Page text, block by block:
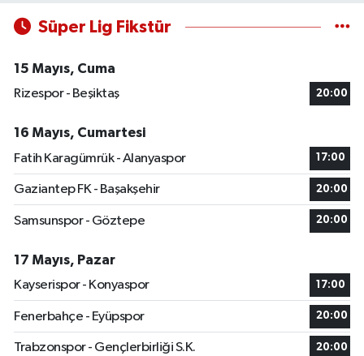
Süper Lig Fikstür
15 Mayıs, Cuma
Rizespor - Beşiktaş
20:00
16 Mayıs, Cumartesi
Fatih Karagümrük - Alanyaspor
17:00
Gaziantep FK - Başakşehir 20:00
Samsunspor - Göztepe 20:00
17 Mayıs, Pazar
Kayserispor - Konyaspor
17:00
Fenerbahçe - Eyüpspor 20:00
Trabzonspor - Gençlerbirliği S.K. 20:00